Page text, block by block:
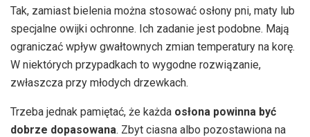
Tak, zamiast bielenia można stosować osłony pni, maty lub
specjalne owijki ochronne. Ich zadanie jest podobne. Mają
ograniczać wpływ gwałtownych zmian temperatury na korę.
W niektórych przypadkach to wygodne rozwiązanie,
zwłaszcza przy młodych drzewkach.
Trzeba jednak pamiętać, że każda osłona powinna być
dobrze dopasowana. Zbyt ciasna albo pozostawiona na